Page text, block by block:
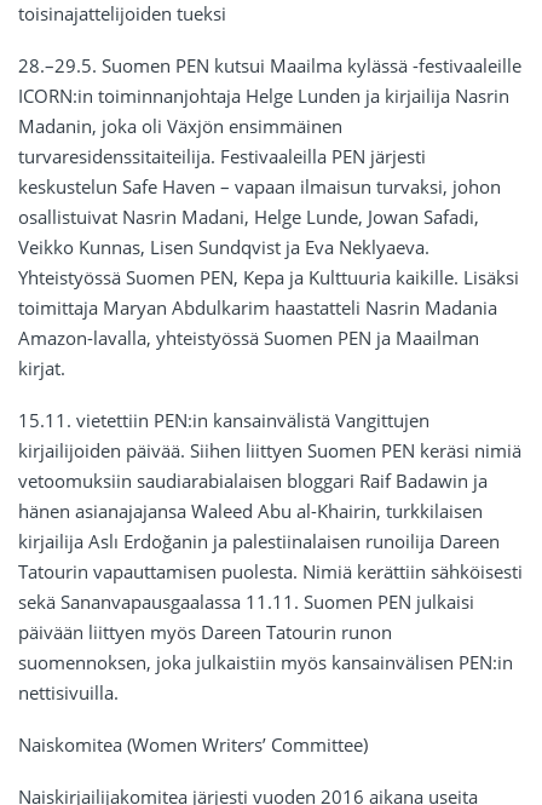
toisinajattelijoiden tueksi
28.–29.5. Suomen PEN kutsui Maailma kylässä -festivaaleille
ICORN:in toiminnanjohtaja Helge Lunden ja kirjailija Nasrin
Madanin, joka oli Växjön ensimmäinen
turvaresidenssitaiteilija. Festivaaleilla PEN järjesti
keskustelun Safe Haven – vapaan ilmaisun turvaksi, johon
osallistuivat Nasrin Madani, Helge Lunde, Jowan Safadi,
Veikko Kunnas, Lisen Sundqvist ja Eva Neklyaeva.
Yhteistyössä Suomen PEN, Kepa ja Kulttuuria kaikille. Lisäksi
toimittaja Maryan Abdulkarim haastatteli Nasrin Madania
Amazon-lavalla, yhteistyössä Suomen PEN ja Maailman
kirjat.
15.11. vietettiin PEN:in kansainvälistä Vangittujen
kirjailijoiden päivää. Siihen liittyen Suomen PEN keräsi nimiä
vetoomuksiin saudiarabialaisen bloggari Raif Badawin ja
hänen asianajajansa Waleed Abu al-Khairin, turkkilaisen
kirjailija Aslı Erdoğanin ja palestiinalaisen runoilija Dareen
Tatourin vapauttamisen puolesta. Nimiä kerättiin sähköisesti
sekä Sananvapausgaalassa 11.11. Suomen PEN julkaisi
päivään liittyen myös Dareen Tatourin runon
suomennoksen, joka julkaistiin myös kansainvälisen PEN:in
nettisivuilla.
Naiskomitea (Women Writers’ Committee)
Naiskirjailijakomitea järjesti vuoden 2016 aikana useita